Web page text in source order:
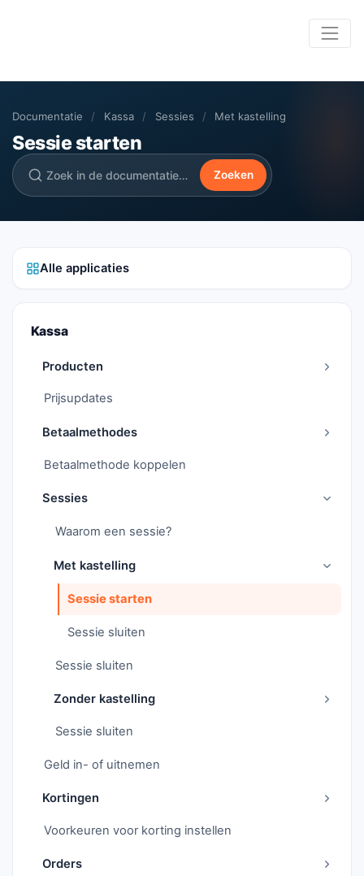
Documentatie / Kassa / Sessies / Met kastelling
Sessie starten
Zoeken
Alle applicaties
Kassa
Producten
Prijsupdates
Betaalmethodes
Betaalmethode koppelen
Sessies
Waarom een sessie?
Met kastelling
Sessie starten
Sessie sluiten
Sessie sluiten
Zonder kastelling
Sessie sluiten
Geld in- of uitnemen
Kortingen
Voorkeuren voor korting instellen
Orders